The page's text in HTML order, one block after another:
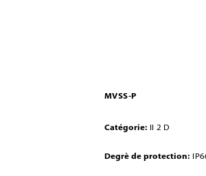
MVSS-P
Catégorie: II 2 D
Degrè de protection: